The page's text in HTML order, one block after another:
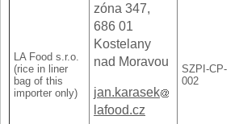
LA Food s.r.o.
(rice in liner
bag of this
importer only)
zóna 347,
686 01
Kostelany
nad Moravou
jan.karasek
lafood.cz
SZPI-CP-
002